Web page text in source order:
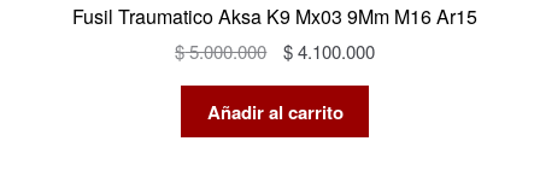
Fusil Traumatico Aksa K9 Mx03 9Mm M16 Ar15
$5.000.000
El
precio
original
era:
$4.100.000El
Añadir al carrito